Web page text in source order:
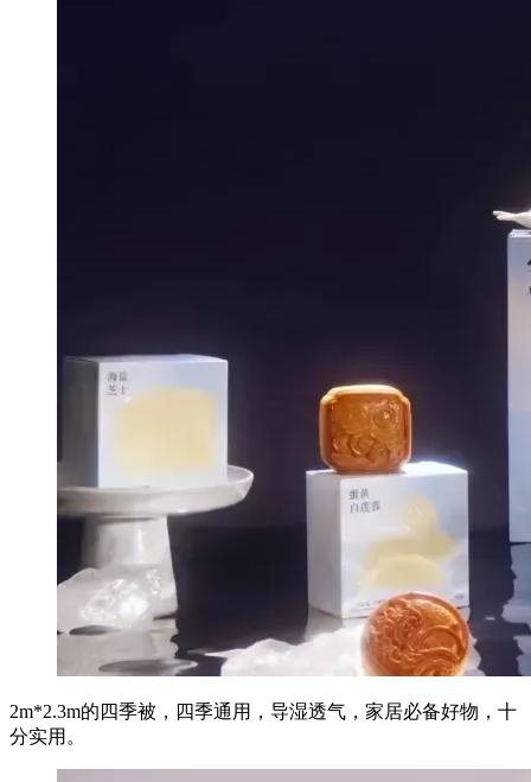
2m*2.3m的四季被，四季通用，导湿透气，家居必备好物，十
分实用。